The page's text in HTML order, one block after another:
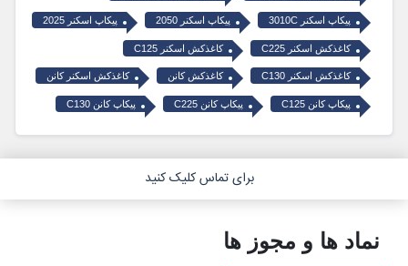
پیکاپ اسکنر 3010C پیکاپ اسکنر 2050 پیکاپ اسکنر 2025
کاغذکش اسکنر C225 کاغذکش اسکنر C125
کاغذکش اسکنر C130 کاغذکش کانن کاغذکش اسکنر کانن
پیکاپ کانن C125 پیکاپ کانن C225 پیکاپ کانن C130
برای تماس کلیک کنید
نماد ها و مجوز ها